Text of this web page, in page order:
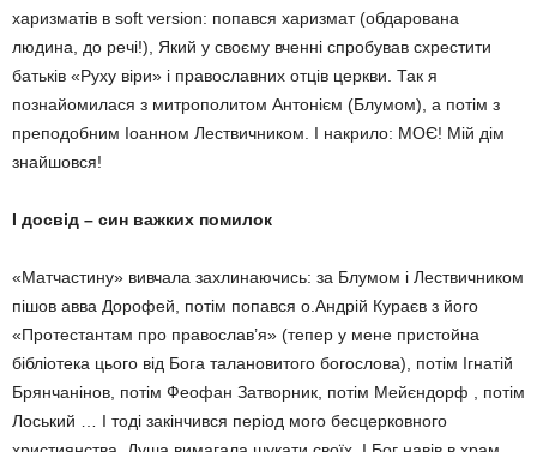
харизматів в soft version: попався харизмат (обдарована
людина, до речі!), Який у своєму вченні спробував схрестити
батьків «Руху віри» і православних отців церкви. Так я
познайомилася з митрополитом Антонієм (Блумом), а потім з
преподобним Іоанном Лествичником. І накрило: МОЄ! Мій дім
знайшовся!
І досвід – син важких помилок
«Матчастину» вивчала захлинаючись: за Блумом і Лествичником
пішов авва Дорофей, потім попався о.Андрій Кураєв з його
«Протестантам про православ’я» (тепер у мене пристойна
бібліотека цього від Бога талановитого богослова), потім Ігнатій
Брянчанінов, потім Феофан Затворник, потім Мейєндорф , потім
Лоський … І тоді закінчився період мого бесцерковного